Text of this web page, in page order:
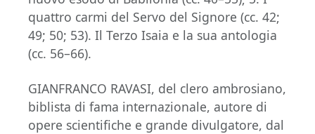
quattro carmi del Servo del Signore (cc. 42;
49; 50; 53). Il Terzo Isaia e la sua antologia
(cc. 56–66).
GIANFRANCO RAVASI, del clero ambrosiano,
biblista di fama internazionale, autore di
opere scientifiche e grande divulgatore, dal